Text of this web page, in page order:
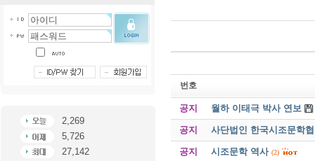
2,269
5,726
27,142
번호
공지 월하 이태극 박사 연보
공지 사단법인 한국시조문학
공지 시조문학 역사 (2)